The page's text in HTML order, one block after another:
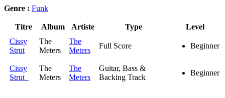
Genre : Funk
Titre Album Artiste Type
Level
Cissy
Strut
The
Meters
The
Meters
Full Score Beginner
Cissy
Strut
The
Meters
The
Meters
Guitar, Bass &
Backing Track
Beginner